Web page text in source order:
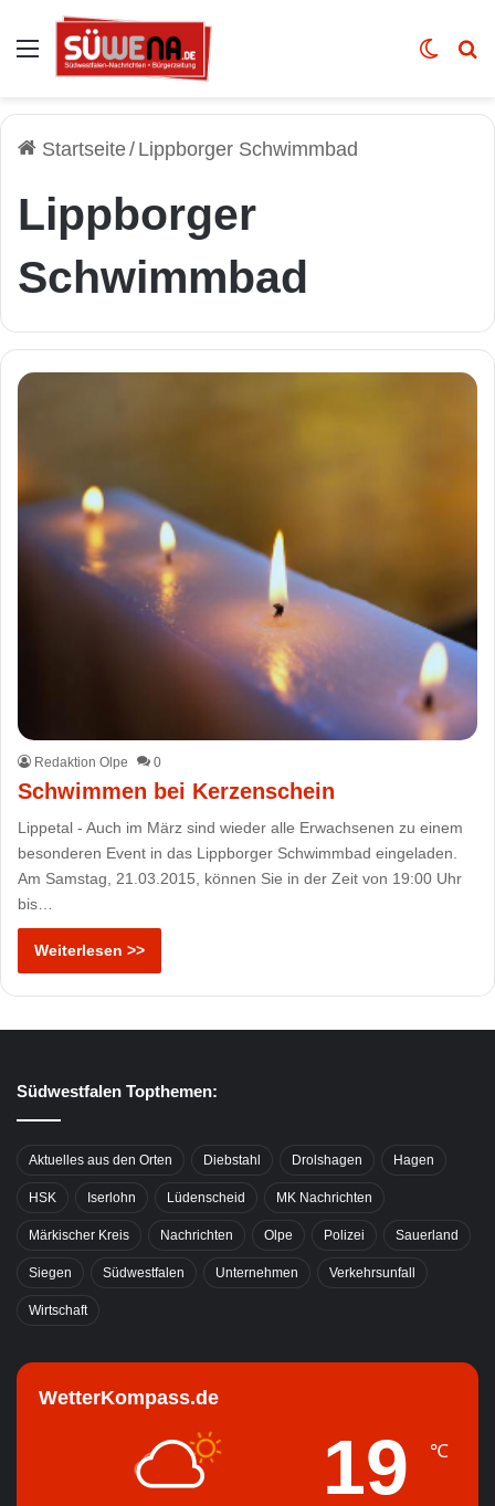
Auswahl Skin
Startseite/ Lippborger Schwimmbad
Lippborger
Schwimmbad
Redaktion Olpe 0
Schwimmen bei Kerzenschein
Lippetal - Auch im März sind wieder alle Erwachsenen zu einem
besonderen Event in das Lippborger Schwimmbad eingeladen.
Am Samstag, 21.03.2015, können Sie in der Zeit von 19:00 Uhr
bis…
Weiterlesen >>
Südwestfalen Topthemen:
Aktuelles aus den Orten Diebstahl Drolshagen Hagen
HSK Iserlohn Lüdenscheid MK Nachrichten
Märkischer Kreis Nachrichten Olpe Polizei Sauerland
Siegen Südwestfalen Unternehmen Verkehrsunfall
Wirtschaft
WetterKompass.de
19 ℃